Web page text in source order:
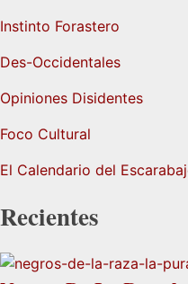
Instinto Forastero
Des-Occidentales
Opiniones Disidentes
Foco Cultural
El Calendario del
Recientes